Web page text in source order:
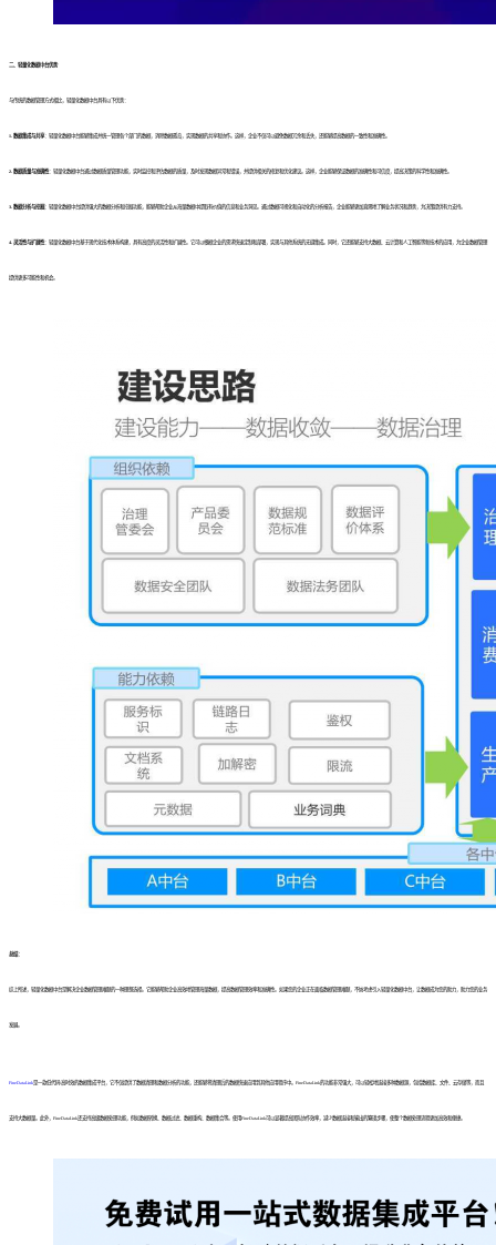
二、轻量化数据中台优势
与传统的数据管理方式相比，轻量化数据中台具有以下优势：
1. 数据集成与共享：轻量化数据中台能够集成并统一管理各个部门的数据，消除数据孤岛，实现数据的共享和协作。这样，企业不仅可以避免数据冗余和丢失，还能够提高数据的一致性和准确性。
2. 数据质量与准确性：轻量化数据中台通过数据质量管理功能，实时监控和评估数据的质量，及时发现数据异常和错误，并提供相关的修复和优化建议。这样，企业能够保证数据的准确性和可信度，提高决策的科学性和准确性。
3. 数据分析与挖掘 ：轻量化数据中台提供强大的数据分析和挖掘功能，能够帮助企业从海量数据中提取有价值的信息和业务洞见。通过数据可视化和自动化的分析报告，企业能够更加直观地了解业务状况和趋势，为决策提供有力支持。
4. 灵活性与扩展性：轻量化数据中台基于现代化技术体系构建，具有高度的灵活性和扩展性。它可以根据企业的需求快速定制和部署，实现与其他系统的无缝集成。同时，它还能够支持大数据、云计算和人工智能等新技术的应用，为企业数据管理
提供更多可能性和机会。
总结：
综上所述，轻量化数据中台是解决企业数据管理难题的一种理想选择。它能够帮助企业高效地管理海量数据，提高数据管理效率和准确性。如果您的企业正在面临数据管理难题，不妨考虑引入轻量化数据中台，让数据成为您的助力，助力您的业务
发展。
FineDataLink 是一款低代码/高时效的数据集成平台，它不仅提供了数据清理和数据分析的功能，还能够将清理后的数据快速应用到其他应用程序中。FineDataLink的功能非常强大，可以轻松地连接多种数据源，包括数据库、文件、云存储等，而且
支持大数据量。此外，FineDataLink还支持高级数据处理功能，例如数据转换、数据过滤、数据重构、数据集合等。使用FineDataLink可以显著提高团队协作效率，减少数据连接和输出的繁琐步骤，使整个数据处理流程更加高效和便捷。